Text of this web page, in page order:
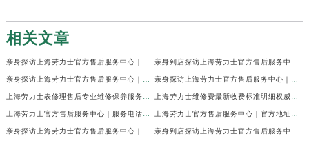
相关文章
亲身探访上海劳力士官方售后服务中心｜网点地址及官方热线（2026年7月最新） 亲身到店探访上海劳力士官方售后服务中心｜地址与联系电话（2026年7月最新）
亲身探访上海劳力士官方售后服务中心｜最新电话和详细维修地址（2026年7月最新） 亲身探访上海劳力士官方售后服务中心｜详细地址及售后服务电话（2026年7月最新）
上海劳力士表修理售后专业维修保养服务权威公示（2026年7月最新） 上海劳力士维修费最新收费标准明细权威公示（2026年7月最新）
上海劳力士官方售后服务中心｜服务电话及全部地址权威信息公示（2026年7月最新） 上海劳力士官方售后服务中心｜官方地址及服务热线权威信息公示（2026年7月最新）
亲身探访上海劳力士官方售后服务中心｜维修地址与24小时服务电话（2026年7月最新） 亲身到店探访上海劳力士官方售后服务中心｜最新维修地址与官方电话（2026年7月最新）